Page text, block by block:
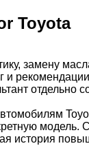
Toyota
замену
и
отдельно
история